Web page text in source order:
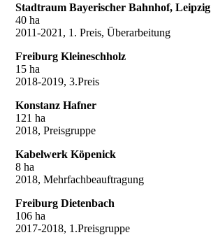
Stadtraum Bayerischer Bahnhof, Leipzig
40 ha
2011-2021, 1. Preis, Überarbeitung
Freiburg Kleineschholz
15 ha
2018-2019, 3.Preis
Konstanz Hafner
121 ha
2018, Preisgruppe
Kabelwerk Köpenick
8 ha
2018, Mehrfachbeauftragung
Freiburg Dietenbach
106 ha
2017-2018, 1.Preisgruppe